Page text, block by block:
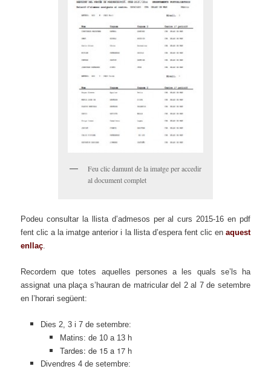
Feu clic damunt de la imatge per accedir
al document complet
Podeu consultar la llista d’admesos per al curs 2015-16 en pdf
fent clic a la imatge anterior i la llista d’espera fent clic en aquest
enllaç
Recordem que totes aquelles persones a les quals se’ls ha
assignat una plaça s’hauran de matricular del 2 al 7 de setembre
en l’horari següent:
Dies 2, 3 i 7 de setembre:
Matins: de 10 a 13 h
Tardes: de 15 a 17 h
Divendres 4 de setembre: